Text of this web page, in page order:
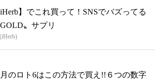
iHerb】でこれ買って！SNSでバズってる
GOLD〟サプリ
月のロト6はこの方法で買え!!６つの数字